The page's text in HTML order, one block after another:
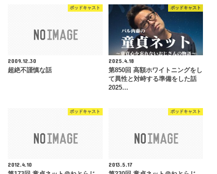
ポッドキャスト
2009.12.30
超絶不謹慎な話
ポッドキャスト
2025.4.18
第850回 高額ホワイトニングをし
て異性と対峙する準備をした話
2025…
ポッドキャスト
2012.4.10
ポッドキャスト
2013.5.17